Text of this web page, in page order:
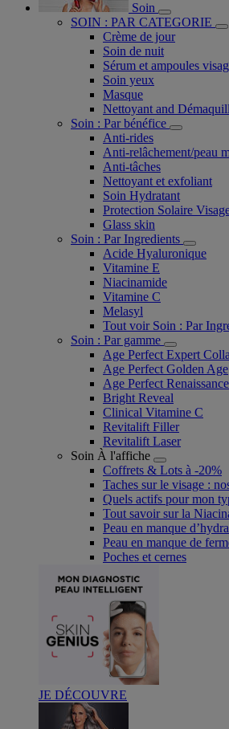
Soin
SOIN : PAR CATEGORIE
Crème de jour
Soin de nuit
Sérum et ampoules
Soin yeux
Masque
Nettoyant and
Soin : Par bénéfice
Anti-rides
Anti-relâchement/peau
Anti-tâches
Nettoyant et exfoliant
Soin Hydratant
Protection Solaire
Glass skin
Soin : Par Ingredients
Acide Hyaluronique
Vitamine E
Niacinamide
Vitamine C
Melasyl
Tout voir Soin : Par
Soin : Par gamme
Age Perfect Expert
Age Perfect Golden Age
Age Perfect
Bright Reveal
Clinical Vitamine C
Revitalift Filler
Revitalift Laser
Soin À l'affiche
Coffrets & Lots à -20%
Taches sur le visage :
Quels actifs pour mon
Tout savoir sur la
Peau en manque
Peau en manque de
Poches et cernes
JE DÉCOUVRE